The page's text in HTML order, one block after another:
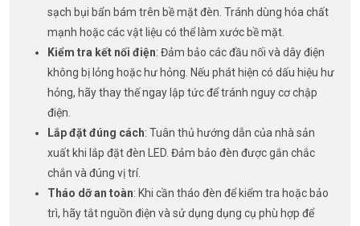
sạch bụi bẩn bám trên bề mặt đèn. Tránh dùng hóa chất
mạnh hoặc các vật liệu có thể làm xước bề mặt.
Kiểm tra kết nối điện: Đảm bảo các đầu nối và dây điện
không bị lỏng hoặc hư hỏng. Nếu phát hiện có dấu hiệu hư
hỏng, hãy thay thế ngay lập tức để tránh nguy cơ chập
điện.
Lắp đặt đúng cách: Tuân thủ hướng dẫn của nhà sản
xuất khi lắp đặt đèn LED. Đảm bảo đèn được gắn chắc
chắn và đúng vị trí.
Tháo dỡ an toàn: Khi cần tháo đèn để kiểm tra hoặc bảo
trì, hãy tắt nguồn điện và sử dụng dụng cụ phù hợp để